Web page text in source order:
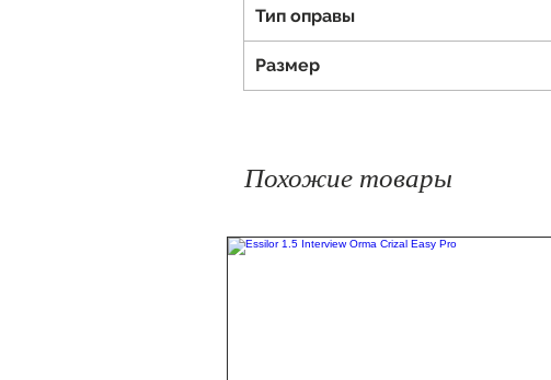
Тип оправы
Размер
Похожие товары